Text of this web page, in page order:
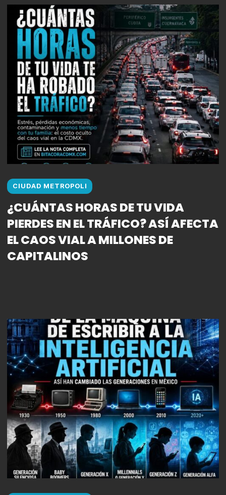
CIUDAD METROPOLI
¿CUÁNTAS HORAS DE TU VIDA
PIERDES EN EL TRÁFICO? ASÍ AFECTA
EL CAOS VIAL A MILLONES DE
CAPITALINOS